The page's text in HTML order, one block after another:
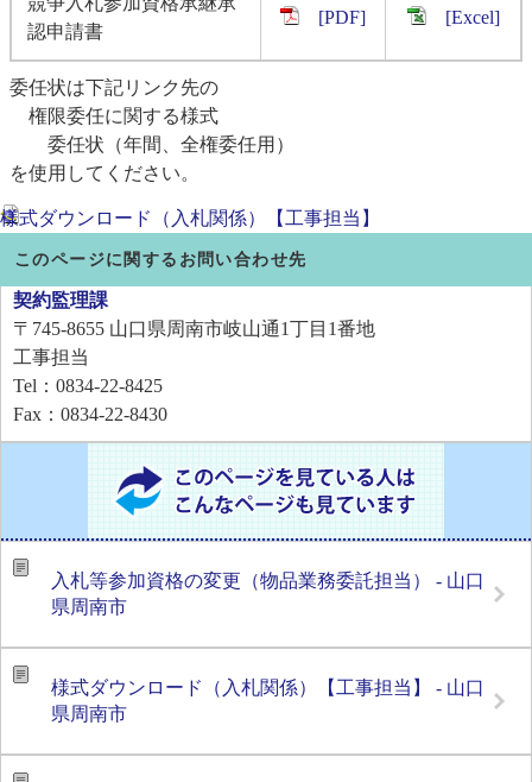
認申請書
[PDF] [Excel]
委任状は下記リンク先の
権限委任に関する様式
委任状（年間、全権委任用）
を使用してください。
様式ダウンロード（入札関係）【工事担当】
このページに関するお問い合わせ先
契約監理課
〒745-8655 山口県周南市岐山通1丁目1番地
工事担当
Tel：0834-22-8425
Fax：0834-22-8430
入札等参加資格の変更（物品業務委託担当） - 山口
県周南市
様式ダウンロード（入札関係）【工事担当】 - 山口
県周南市